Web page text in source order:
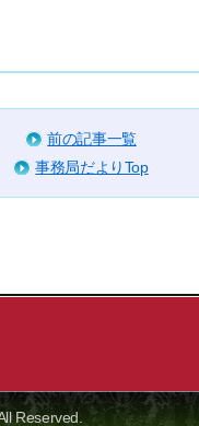
前の記事一覧
事務局だよりTop
Reserved.